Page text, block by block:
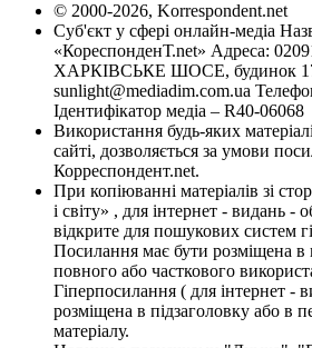
© 2000-2026, Korrespondent.net
Суб'єкт у сфері онлайн-медіа
«КореспонденТ.net» Адреса:
ХАРКІВСЬКЕ ШОСЕ, будинок
sunlight@mediadim.com.ua
Ідентифікатор медіа – R40-06068
Використання будь-яких
сайті, дозволяється за умови
Корреспондент.net.
При копіюванні матеріалів зі
і світу» , для інтернет - видань -
відкрите для пошукових систем
Посилання має бути розміщена в
повного або часткового
Гіперпосилання ( для інтернет -
розміщена в підзаголовку або в
матеріалу.